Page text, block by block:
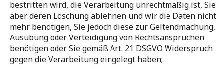
bestritten wird, die Verarbeitung unrechtmäßig ist, Sie
aber deren Löschung ablehnen und wir die Daten nicht
mehr benötigen, Sie jedoch diese zur Geltendmachung,
Ausübung oder Verteidigung von Rechtsansprüchen
benötigen oder Sie gemäß Art. 21 DSGVO Widerspruch
gegen die Verarbeitung eingelegt haben;